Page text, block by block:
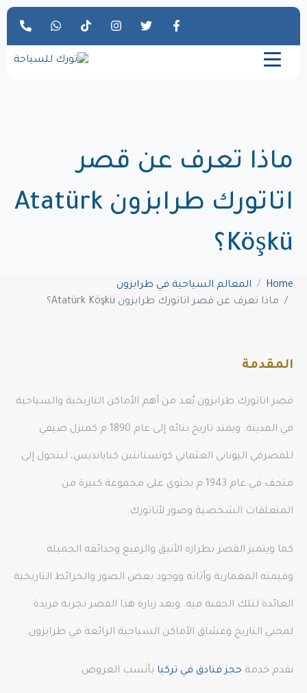
ماذا تعرف عن قصر
اتاتورك طرابزون Atatürk
Köşkü؟
Home
المعالم السياحية في طرابزون
ماذا تعرف عن قصر اتاتورك طرابزون Atatürk Köşkü؟
المقدمة
قصر اتاتورك طرابزون يُعد من أهم الأماكن التاريخية والسياحية
في المدينة. ويمتد تاريخ بنائه إلى عام 1890 م كمنزل صيفي
للمصرفي اليوناني العثماني كونستانتين كبايانديس، ليتحول إلى
متحف في عام 1943 م يحتوي على مجموعة كبيرة من
المتعلقات الشخصية وصور لأتاتورك.
كما ويتميز القصر بطرازه الأنيق والرفيع وحدائقه الجميلة
وقيمته المعمارية وأثاثه ووجود بعض الصور والخرائط التاريخية
العائدة لتلك الحقبة فيه. ويعد زيارة هذا القصر تجربة فريدة
لمحبي التاريخ وعشاق الأماكن السياحية الرائعة في طرابزون.
نقدم خدمة حجز فنادق في تركيا بأنسب العروض